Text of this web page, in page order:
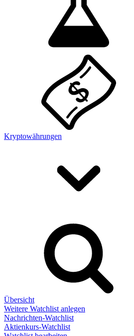
Kryptowährungen
Übersicht
Weitere Watchlist anlegen
Nachrichten-Watchlist
Aktienkurs-Watchlist